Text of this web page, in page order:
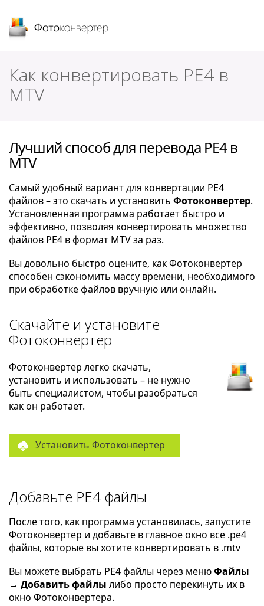
Как конвертировать PE4 в
MTV
Лучший способ для перевода PE4 в
MTV
Самый удобный вариант для конвертации PE4
файлов – это скачать и установить Фотоконвертер.
Установленная программа работает быстро и
эффективно, позволяя конвертировать множество
файлов PE4 в формат MTV за раз.
Вы довольно быстро оцените, как Фотоконвертер
способен сэкономить массу времени, необходимого
при обработке файлов вручную или онлайн.
Скачайте и установите
Фотоконвертер
Фотоконвертер легко скачать,
установить и использовать – не нужно
быть специалистом, чтобы разобраться
как он работает.
Установить Фотоконвертер
Добавьте PE4 файлы
После того, как программа установилась, запустите
Фотоконвертер и добавьте в главное окно все .pe4
файлы, которые вы хотите конвертировать в .mtv
Вы можете выбрать PE4 файлы через менюФайлы
→ Добавить файлы либо просто перекинуть их в
окно Фотоконвертера.